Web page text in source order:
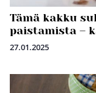
Tämä kakku
paistamista –
27.01.2025